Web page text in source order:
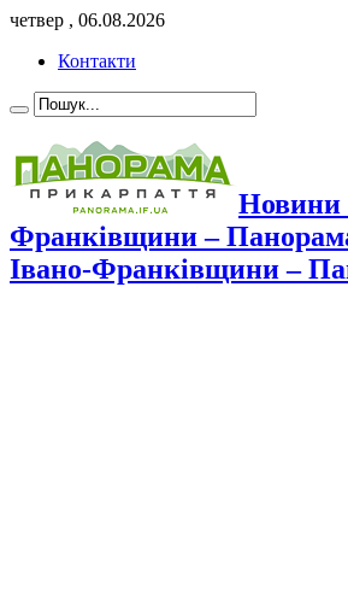
четвер , 06.08.2026
Контакти
Новини
Франківщини –
Івано-Франківщини –